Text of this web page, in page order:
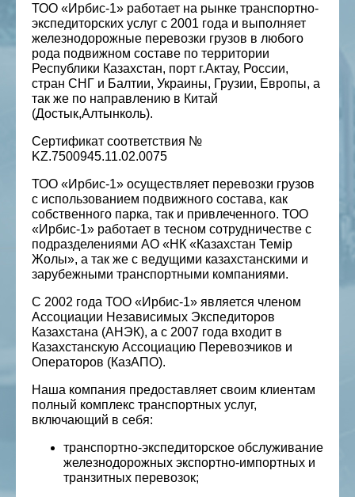
ТОО «Ирбис-1» работает на рынке транспортно-
экспедиторских услуг c 2001 года и выполняет
железнодорожные перевозки грузов в любого
рода подвижном составе по территории
Республики Казахстан, порт г.Актау, России,
стран СНГ и Балтии, Украины, Грузии, Европы, а
так же по направлению в Китай
(Достык,Алтынколь).
Сертификат соответствия №
KZ.7500945.11.02.0075
ТОО «Ирбис-1» осуществляет перевозки грузов
с использованием подвижного состава, как
собственного парка, так и привлеченного. ТОО
«Ирбис-1» работает в тесном сотрудничестве с
подразделениями АО «НК «Казахстан Темiр
Жолы», а так же с ведущими казахстанскими и
зарубежными транспортными компаниями.
С 2002 года ТОО «Ирбис-1» является членом
Ассоциации Независимых Экспедиторов
Казахстана (АНЭК), а с 2007 года входит в
Казахстанскую Ассоциацию Перевозчиков и
Операторов (КазАПО).
Наша компания предоставляет своим клиентам
полный комплекс транспортных услуг,
включающий в себя:
транспортно-экспедиторское обслуживание
железнодорожных экспортно-импортных и
транзитных перевозок;